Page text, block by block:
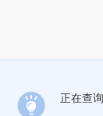
正在查